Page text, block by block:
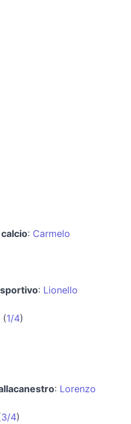
: Carmelo
: Lionello
(1/4)
: Lorenzo
3/4)